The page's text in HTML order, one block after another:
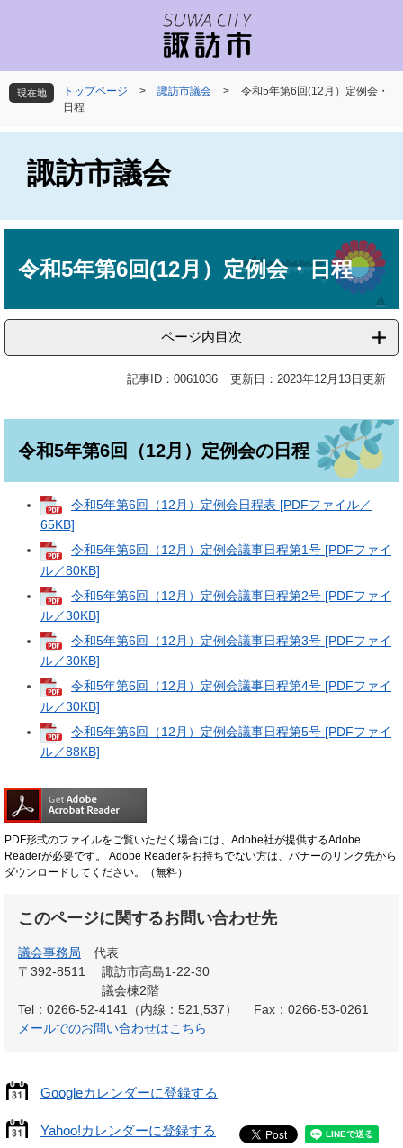
先
頭
を
飛
へ
現在地 トップページ > 諏訪市議会 >
令和5年第6回(12月）定例会・
日程
諏訪市議会
令和5年第6回(12月）定例会・日程
ページ内目次
記事ID：0061036 更新日：2023年12月13日更新
令和5年第6回（12月）定例会の日程
令和5年第6回（12月）定例会日程表 [PDFファイル／
65KB]
令和5年第6回（12月）定例会議事日程第1号 [PDFファイ
ル／80KB]
令和5年第6回（12月）定例会議事日程第2号 [PDFファイ
ル／30KB]
令和5年第6回（12月）定例会議事日程第3号 [PDFファイ
ル／30KB]
令和5年第6回（12月）定例会議事日程第4号 [PDFファイ
ル／30KB]
令和5年第6回（12月）定例会議事日程第5号 [PDFファイ
ル／88KB]
PDF形式のファイルをご覧いただく場合には、Adobe社が提供するAdobe
Readerが必要です。
Adobe Readerをお持ちでない方は、バナーのリンク先から
ダウンロードしてください。（無料）
このページに関するお問い合わせ先
議会事務局
代表
〒392-8511
諏訪市高島1-22-30
議会棟2階
Tel：0266-52-4141（内線：521,537）
Fax：0266-53-0261
メールでのお問い合わせはこちら
Googleカレンダーに登録する
Yahoo!カレンダーに登録する